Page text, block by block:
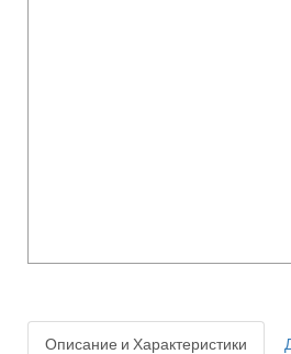
Описание и Характеристики